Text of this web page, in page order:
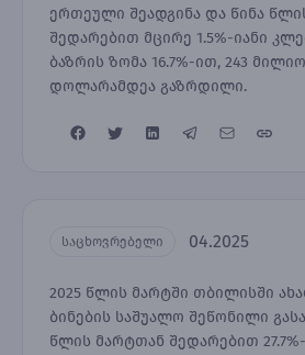
ერთეული შეადგინა და წინა
შედარებით მცირე 1.5%-იანი
ბაზრის ზომა 16.7%-ით, 243
დოლარამდეა გაზრდილი.
საცხოვრებელი 04.2025
2025 წლის მარტში თბილისში
ბინების საშუალო შეწონილი
წლის მარტთან შედარებით